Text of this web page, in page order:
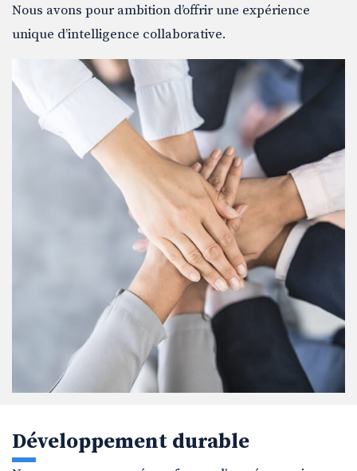
Nous avons pour ambition d’offrir une expérience
unique d’intelligence collaborative.
Développement durable